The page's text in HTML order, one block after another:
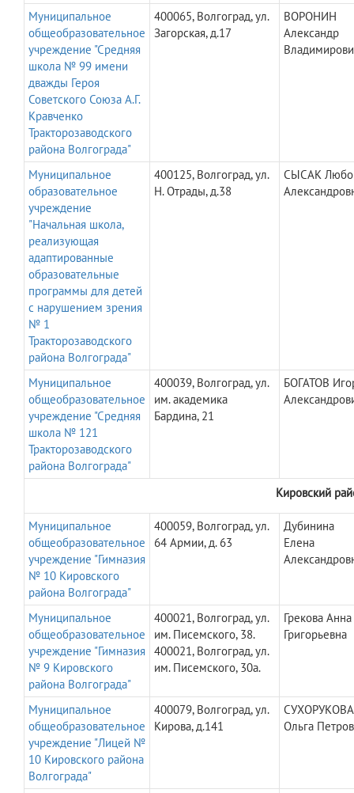
Муниципальное
общеобразовательное
учреждение "Средняя
школа № 99 имени
дважды Героя
Советского Союза А.Г.
Кравченко
Тракторозаводского
района Волгограда"
400065, Волгоград, ул.
Загорская, д.17
ВОРОНИН
Александр
Муниципальное
образовательное
учреждение
"Начальная школа,
реализующая
адаптированные
образовательные
программы для детей
с нарушением зрения
№ 1
Тракторозаводского
района Волгограда"
400125, Волгоград, ул.
Н. Отрады, д.38
СЫСАК
Муниципальное
общеобразовательное
учреждение "Средняя
школа № 121
Тракторозаводского
района Волгограда"
400039, Волгоград, ул.
им. академика
Бардина, 21
БОГАТОВ
Кировский
Муниципальное
общеобразовательное
учреждение "Гимназия
№ 10 Кировского
района Волгограда"
400059, Волгоград, ул.
64 Армии, д. 63
Дубинина
Елена
Муниципальное
общеобразовательное
учреждение "Гимназия
№ 9 Кировского
района Волгограда"
400021, Волгоград, ул.
им. Писемского, 38.
400021, Волгоград, ул.
им. Писемского, 30а.
Грекова Анна
Григорьевна
Муниципальное
общеобразовательное
учреждение "Лицей №
10 Кировского района
Волгограда"
400079, Волгоград, ул.
Кирова, д.141
СУХОРУКОВА
Ольга